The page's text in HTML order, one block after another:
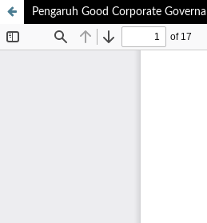
Pengaruh Good Corporate